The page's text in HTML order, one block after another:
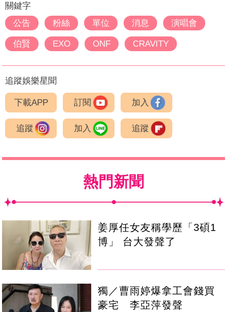
關鍵字
公告
粉絲 單位 消息 演唱會
伯賢 EXO ONF CRAVITY
追蹤娛樂星聞
下載APP 訂閱 加入
追蹤 加入 追蹤
熱門新聞
姜厚任女友稱學歷「3碩1
博」 台大發聲了
獨／曹雨婷爆拿工會錢買
豪宅 李亞萍發聲